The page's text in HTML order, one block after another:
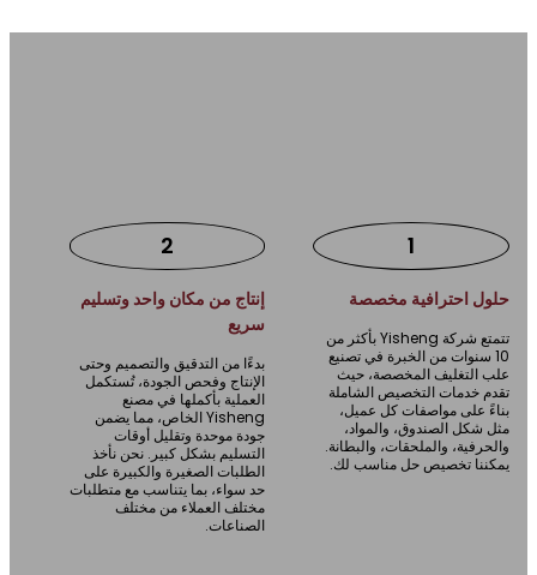
احترافية مخصصة
تتمتع شركة Yisheng بأكثر من
10 سنوات من الخبرة في تصنيع
التغليف المخصصة، حيث
خدمات التخصيص الشاملة
على مواصفات كل عميل،
شكل الصندوق، والمواد،
والملحقات، والبطانة.
تخصيص حل مناسب لك.
إنتاج من مكان واحد وتسليم
بدءًا من التدقيق والتصميم وحتى
الإنتاج وفحص الجودة، تُستكمل
العملية بأكملها في مصنع
Yisheng الخاص، مما يضمن
جودة موحدة وتقليل أوقات
التسليم بشكل كبير. نحن نأخذ
الطلبات الصغيرة والكبيرة على
حد سواء، بما يتناسب مع متطلبات
مختلف العملاء من مختلف
الصناعات.